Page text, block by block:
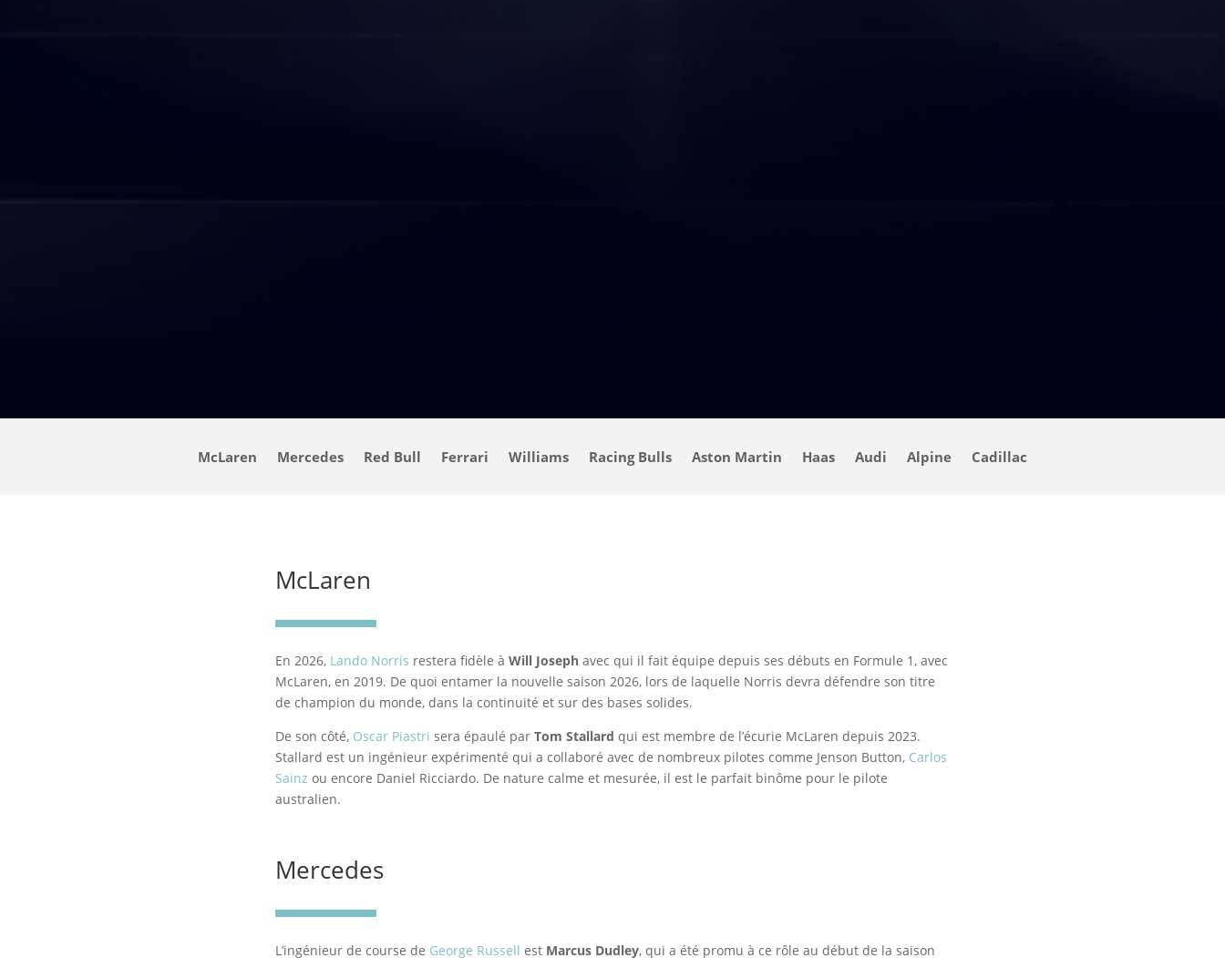
McLaren Mercedes Red Bull Ferrari Williams Racing Bulls Aston Martin Haas Audi Alpine Cadillac
McLaren
En 2026, Lando Norris restera fidèle àWill Joseph avec qui il fait équipe depuis ses débuts en Formule 1, avec
McLaren, en 2019. De quoi entamer la nouvelle saison 2026, lors de laquelle Norris devra défendre son titre
de champion du monde, dans la continuité et sur des bases solides.
De son côté, Oscar Piastri sera épaulé parTom Stallard qui est membre de l’écurie McLaren depuis 2023.
Stallard est un ingénieur expérimenté qui a collaboré avec de nombreux pilotes comme Jenson Button, Carlos
Sainz ou encore Daniel Ricciardo. De nature calme et mesurée, il est le parfait binôme pour le pilote
australien.
Mercedes
L’ingénieur de course de George Russell est Marcus Dudley, qui a été promu à ce rôle au début de la saison